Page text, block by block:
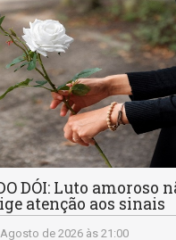
DÓI: Luto amoroso
atenção aos sinais
de 2026 às 21:00